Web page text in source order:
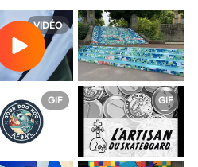
VIDÉO
GIF GIF